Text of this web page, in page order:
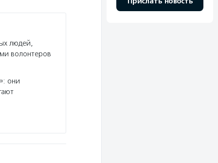
людей,
волонтеров
они